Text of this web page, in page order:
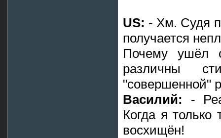
US: - Хм. Судя
получается
Почему ушёл
различны
"совершенной"
Василий: -
Когда я
восхищён!